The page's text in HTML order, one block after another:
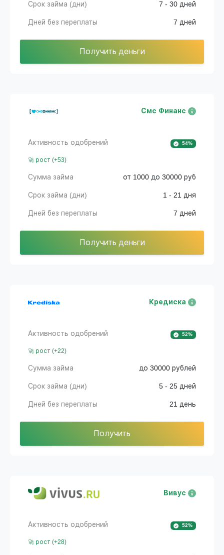
Срок займа (дни) 7 - 30 дней
Дней без переплаты 7 дней
Получить деньги
Смс Финанс
Активность одобрений 54%
🚀 рост (+53)
Сумма займа от 1000 до 30000 руб
Срок займа (дни) 1 - 21 дня
Дней без переплаты 7 дней
Получить деньги
Кредиска
Активность одобрений 52%
🚀 рост (+22)
Сумма займа до 30000 рублей
Срок займа (дни) 5 - 25 дней
Дней без переплаты 21 день
Получить
Вивус
Активность одобрений 52%
🚀 рост (+28)